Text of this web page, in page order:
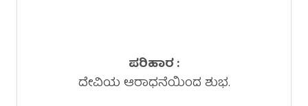
ಪರಿಹಾರ :
ದೇವಿಯ ಆರಾಧನೆಯಿಂದ ಶುಭ.